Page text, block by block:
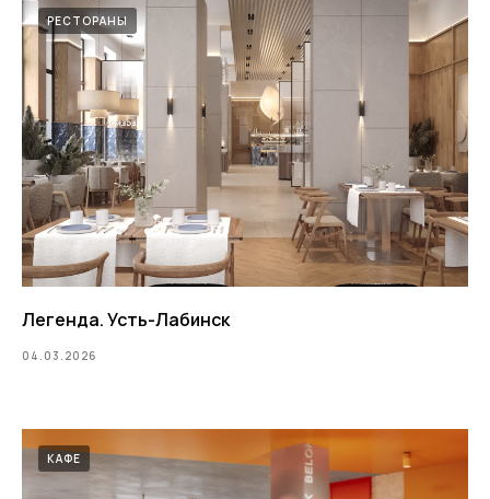
РЕСТОРАНЫ
Легенда. Усть-Лабинск
04.03.2026
КАФЕ